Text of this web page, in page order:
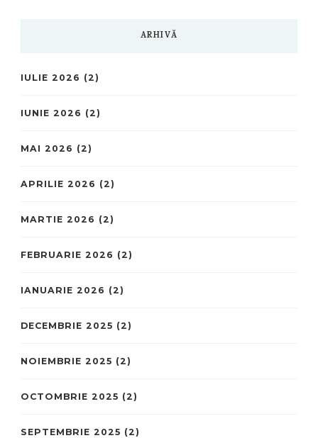
ARHIVĂ
IULIE 2026 (2)
IUNIE 2026 (2)
MAI 2026 (2)
APRILIE 2026 (2)
MARTIE 2026 (2)
FEBRUARIE 2026 (2)
IANUARIE 2026 (2)
DECEMBRIE 2025 (2)
NOIEMBRIE 2025 (2)
OCTOMBRIE 2025 (2)
SEPTEMBRIE 2025 (2)